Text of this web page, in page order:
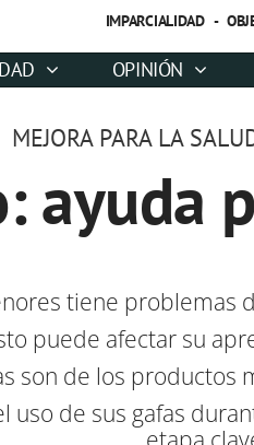
IMPARCIALIDAD -
OPINIÓN
MEJORA PARA LA
ayuda
tiene problemas
puede afectar su
son de los
uso de sus gafas